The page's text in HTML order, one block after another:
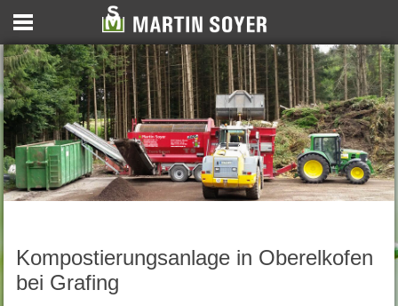
Kompostierungsanlage in Oberelkofen
bei Grafing